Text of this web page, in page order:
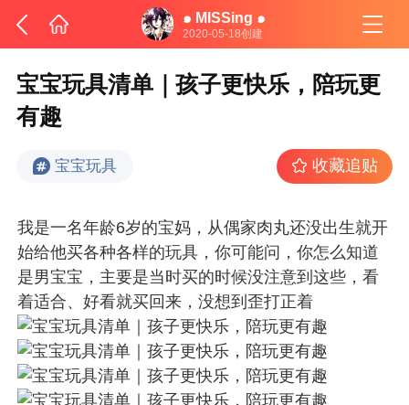
๑ MISSing ๑
2020-05-18创建
宝宝玩具清单｜孩子更快乐，陪玩更
有趣
宝宝玩具 收藏追贴
我是一名年龄6岁的宝妈，从偶家肉丸还没出生就开
始给他买各种各样的玩具，你可能问，你怎么知道
是男宝宝，主要是当时买的时候没注意到这些，看
着适合、好看就买回来，没想到歪打正着